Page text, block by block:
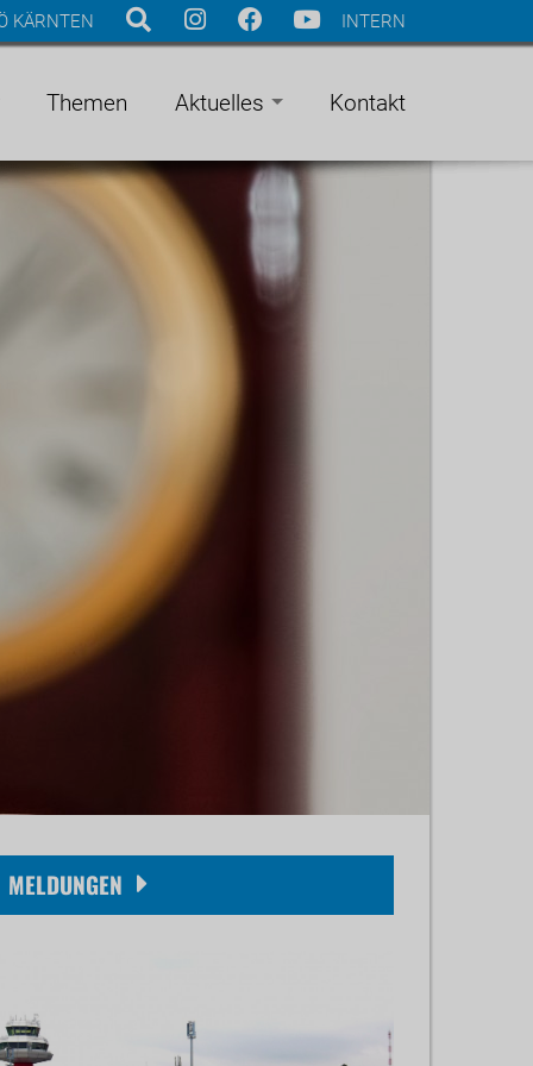
INTERN
KÄRNTEN
Themen Aktuelles Kontakt
MELDUNGEN